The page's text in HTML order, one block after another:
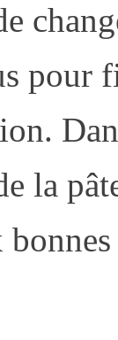
pour
la